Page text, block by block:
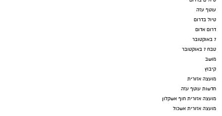
עוטף עזה
טיול בדרום
דרום אדום
7 באוקטובר
טבח 7 באוקטובר
מושב
קיבוץ
מועצה אזורית
חדשות עוטף עזה
מועצה אזורית חוף אשקלון
מועצה אזורית אשכול